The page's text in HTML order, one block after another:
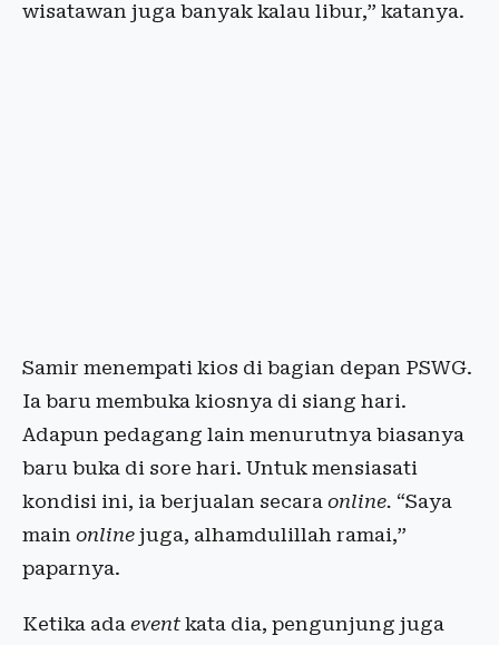
wisatawan juga banyak kalau libur,” katanya.
Samir menempati kios di bagian depan PSWG.
Ia baru membuka kiosnya di siang hari.
Adapun pedagang lain menurutnya biasanya
baru buka di sore hari. Untuk mensiasati
kondisi ini, ia berjualan secara online. “Saya
main online juga, alhamdulillah ramai,”
paparnya.
Ketika ada event kata dia, pengunjung juga